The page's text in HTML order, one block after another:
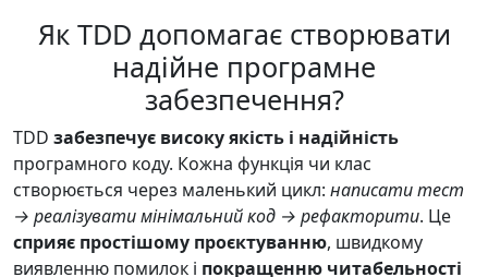
Як TDD допомагає створювати
надійне програмне
забезпечення?
TDD забезпечує високу якість і надійність
програмного коду. Кожна функція чи клас
створюється через маленький цикл: написати тест
→ реалізувати мінімальний код → рефакторити. Це
сприяє простішому проєктуванню, швидкому
виявленню помилок і покращенню читабельності